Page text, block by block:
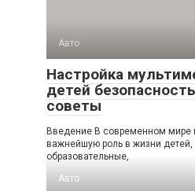
Авто
Настройка
детей
советы
Введение В современном мире
важнейшую роль в жизни детей,
образовательные,
Авто